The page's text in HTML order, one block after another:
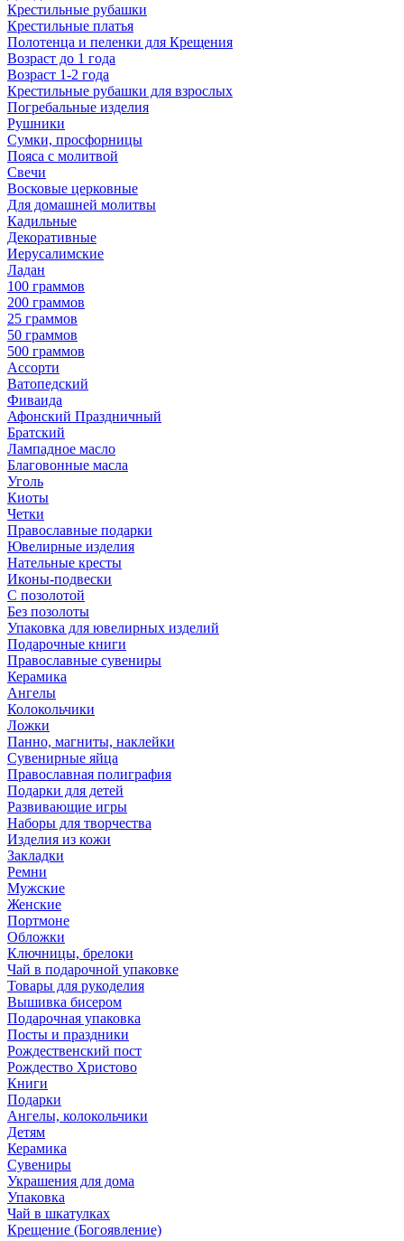
Крестильные рубашки
Крестильные платья
Полотенца и пеленки для Крещения
Возраст до 1 года
Возраст 1-2 года
Крестильные рубашки для взрослых
Погребальные изделия
Рушники
Сумки, просфорницы
Пояса с молитвой
Свечи
Восковые церковные
Для домашней молитвы
Кадильные
Декоративные
Иерусалимские
Ладан
100 граммов
200 граммов
25 граммов
50 граммов
500 граммов
Ассорти
Ватопедский
Фиваида
Афонский Праздничный
Братский
Лампадное масло
Благовонные масла
Уголь
Киоты
Четки
Православные подарки
Ювелирные изделия
Нательные кресты
Иконы-подвески
С позолотой
Без позолоты
Упаковка для ювелирных изделий
Подарочные книги
Православные сувениры
Керамика
Ангелы
Колокольчики
Ложки
Панно, магниты, наклейки
Сувенирные яйца
Православная полиграфия
Подарки для детей
Развивающие игры
Наборы для творчества
Изделия из кожи
Закладки
Ремни
Мужские
Женские
Портмоне
Обложки
Ключницы, брелоки
Чай в подарочной упаковке
Товары для рукоделия
Вышивка бисером
Подарочная упаковка
Посты и праздники
Рождественский пост
Рождество Христово
Книги
Подарки
Ангелы, колокольчики
Детям
Керамика
Сувениры
Украшения для дома
Упаковка
Чай в шкатулках
Крещение (Богоявление)